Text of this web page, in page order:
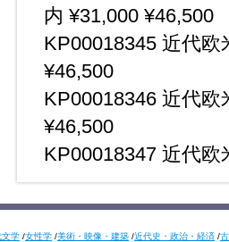
内 ¥31,000 ¥46,500
KP00018345 近代
¥46,500
KP00018346 近代
¥46,500
KP00018347 近代
文学 /女性学 /美術・映像・建築 /近代史・政治・経済 /